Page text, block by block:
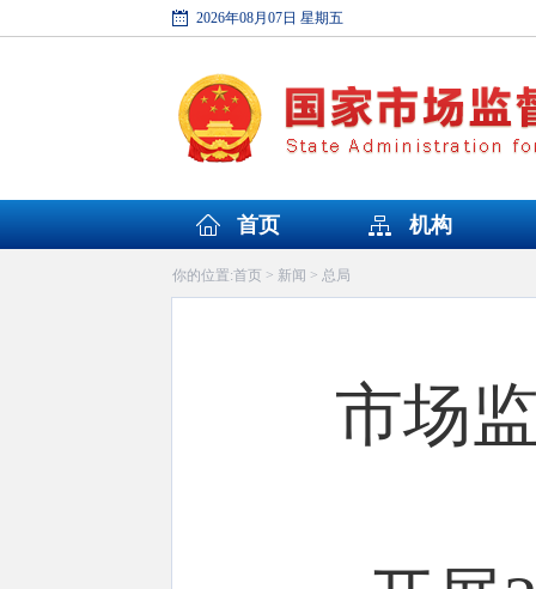
2026年08月07日 星期五
首页 机构
你的位置:首页> 新闻 > 总局
市场